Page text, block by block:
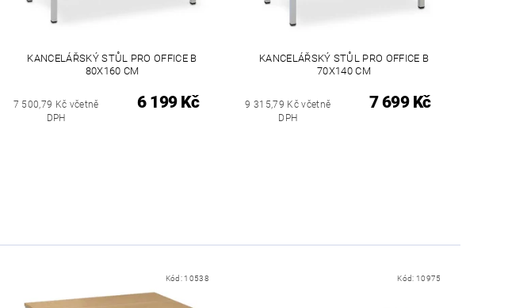
KANCELÁŘSKÝ STŮL PRO OFFICE B
80X160 CM
7 500,79 Kč včetně
DPH
6 199 Kč
KANCELÁŘSKÝ STŮL PRO OFFICE B
70X140 CM
9 315,79 Kč včetně
DPH
7 699 Kč
Kód: 10538 Kód: 10975